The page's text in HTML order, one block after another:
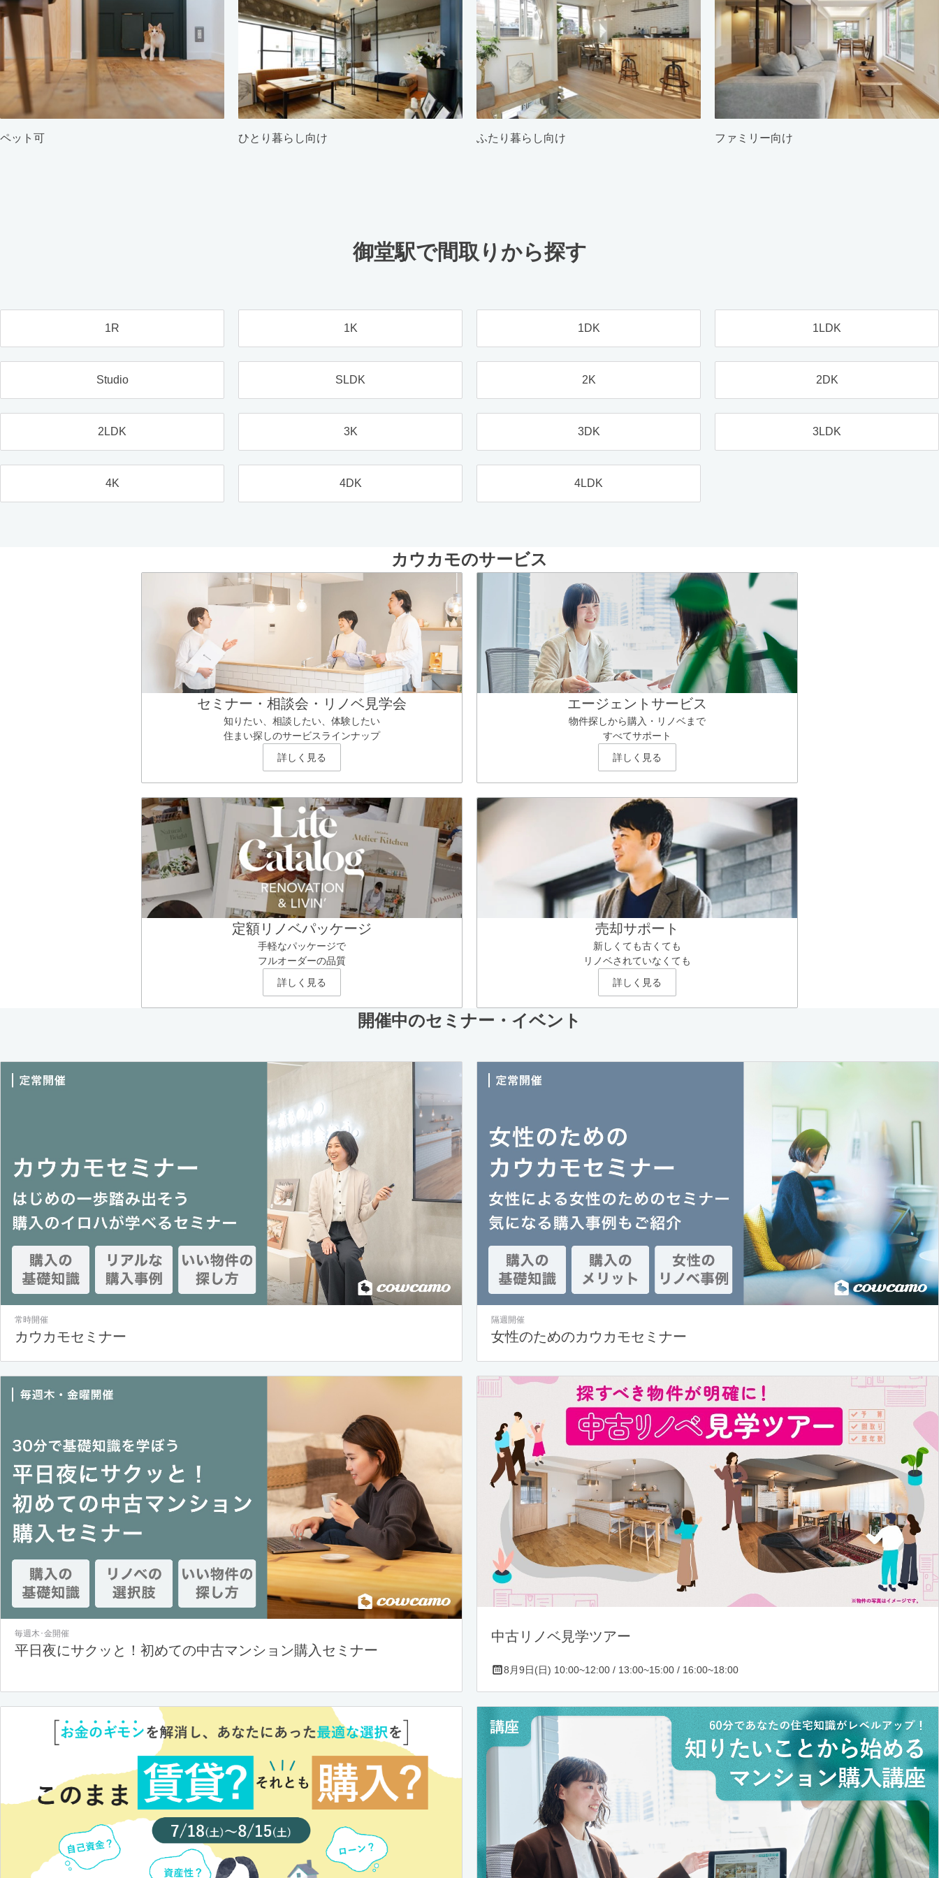
ペット可 ひとり暮らし向け ふたり暮らし向け ファミリー向け
御堂駅で間取りから探す
1R 1K 1DK 1LDK
Studio SLDK 2K 2DK
2LDK 3K 3DK 3LDK
4K 4DK 4LDK
カウカモのサービス
セミナー・相談会・リノベ見学会
知りたい、相談したい、体験したい
住まい探しのサービスラインナップ
詳しく見る
エージェントサービス
物件探しから購入・リノベまで
すべてサポート
詳しく見る
定額リノベパッケージ
手軽なパッケージで
フルオーダーの品質
詳しく見る
売却サポート
新しくても古くても
リノベされていなくても
詳しく見る
開催中のセミナー・イベント
常時開催
カウカモセミナー
隔週開催
女性のためのカウカモセミナー
毎週木･金開催
平日夜にサクッと！初めての中古マンション購入セミナー
中古リノベ見学ツアー
8月9日(日) 10:00~12:00 / 13:00~15:00 / 16:00~18:00